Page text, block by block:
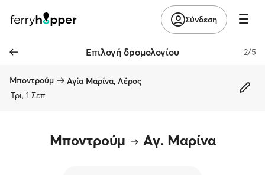
Σύνδεση
Επιλογή δρομολογίου 2/5
Μποντρούμ
Αγία Μαρίνα, Λέρος
Τρι, 1 Σεπ
Μποντρούμ Αγ. Μαρίνα